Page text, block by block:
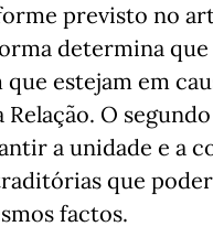
previsto no
determina
estejam em
O
a unidade e a
que
factos.